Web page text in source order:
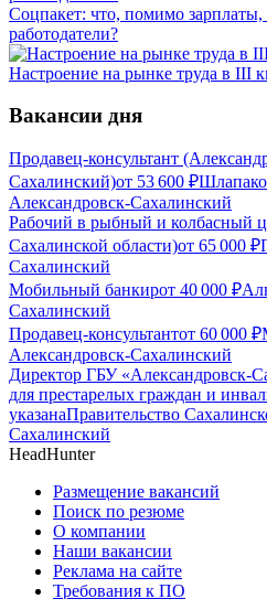
Соцпакет: что, помимо зарплаты,
работодатели?
Настроение на рынке труда в III
Вакансии дня
Продавец-консультант
Сахалинский)от 53 600 ₽
Александровск-Сахалинский
Рабочий в рыбный и колбасный
Сахалинской области)от 65 000 ₽
Сахалинский
Мобильный банкирот 40 000 ₽
Сахалинский
Продавец-консультантот 60 000 ₽
Александровск-Сахалинский
Директор ГБУ «Александровск-
для престарелых граждан и
указанаПравительство
Сахалинский
HeadHunter
Размещение вакансий
Поиск по резюме
О компании
Наши вакансии
Реклама на сайте
Требования к ПО